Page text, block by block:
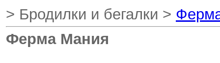
> Бродилки и бегалки >
Ферма Мания